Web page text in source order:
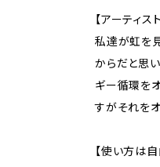
【アーティス
私達が虹を
からだと思
ギー循環を
すがそれを
【使い方は自